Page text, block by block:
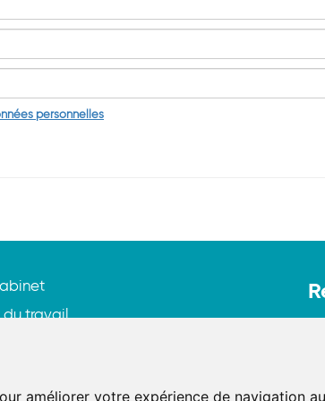
améliorer votre expérience de navigation
personnelles
du travail